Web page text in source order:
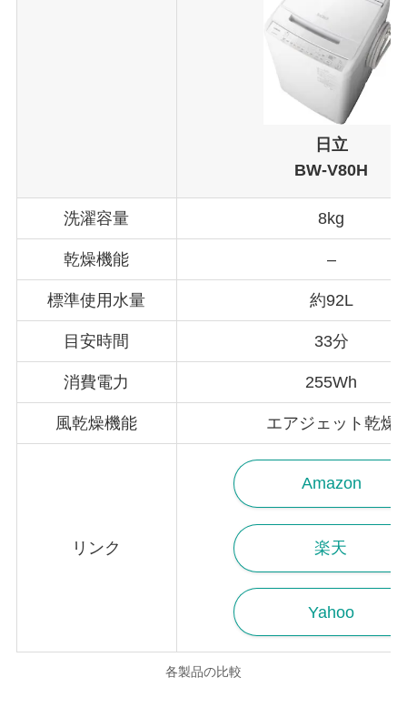
日立
BW-V80H
洗濯容量 8kg
乾燥機能 –
標準使用水量 約92L
目安時間 33分
消費電力 255Wh
風乾燥機能 エアジェット乾燥
リンク
Amazon
楽天
Yahoo
各製品の比較